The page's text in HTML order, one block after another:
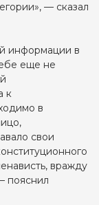
— сказал
информации в
еще не
к
в
свои
вражду
пояснил